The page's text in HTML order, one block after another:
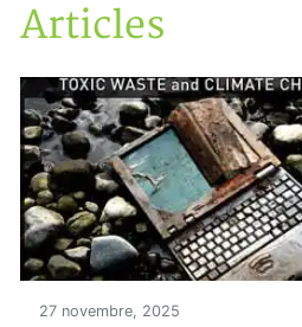
Accueil
Articles
Articles
27 novembre, 2025